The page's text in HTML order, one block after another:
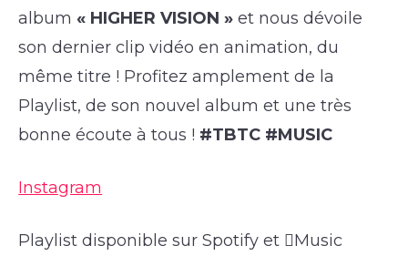
album« HIGHER VISION » et nous dévoile
son dernier clip vidéo en animation, du
même titre ! Profitez amplement de la
Playlist, de son nouvel album et une très
bonne écoute à tous ! #TBTC #MUSIC
Instagram
Playlist disponible sur Spotify et Music